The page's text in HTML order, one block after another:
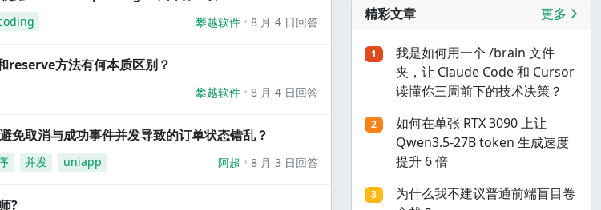
攀越软件 8 月 4 日回答
reserve方法有何本质区别？
攀越软件 8 月 4 日回答
免取消与成功事件并发导致的订单状态错乱？
并发 uniapp 阿超 8 月 3 日回答
?
精彩文章 更多
1
我是如何用一个 /brain 文件
夹，让 Claude Code 和 Cursor
读懂你三周前下的技术决策？
2
如何在单张 RTX 3090 上让
Qwen3.5-27B token 生成速度
提升 6 倍
3
为什么我不建议普通前端盲目卷